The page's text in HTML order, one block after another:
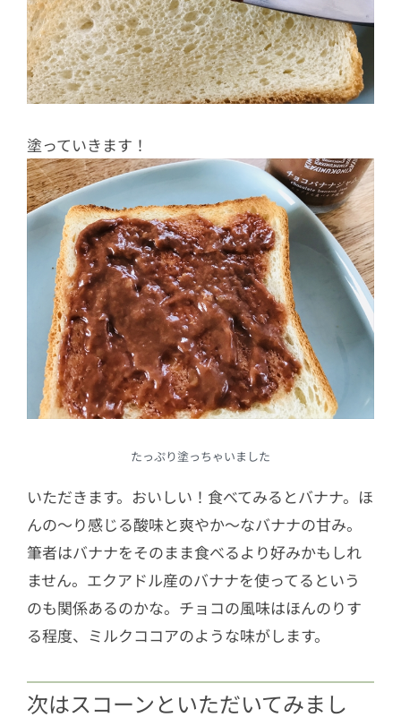
塗っていきます！
たっぷり塗っちゃいました
いただきます。おいしい！食べてみるとバナナ。ほ
んの～り感じる酸味と爽やか～なバナナの甘み。
筆者はバナナをそのまま食べるより好みかもしれ
ません。エクアドル産のバナナを使ってるという
のも関係あるのかな。チョコの風味はほんのりす
る程度、ミルクココアのような味がします。
次はスコーンといただいてみまし